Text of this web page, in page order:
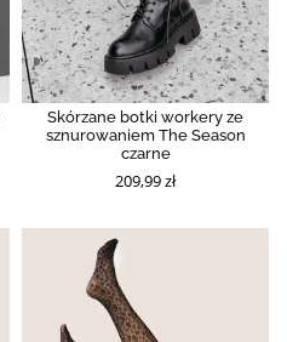
Skórzane botki workery ze
sznurowaniem The Season
czarne
209,99 zł